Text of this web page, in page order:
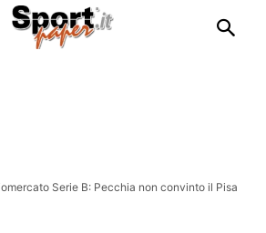
Serie B: Pecchia non convinto il Pisa